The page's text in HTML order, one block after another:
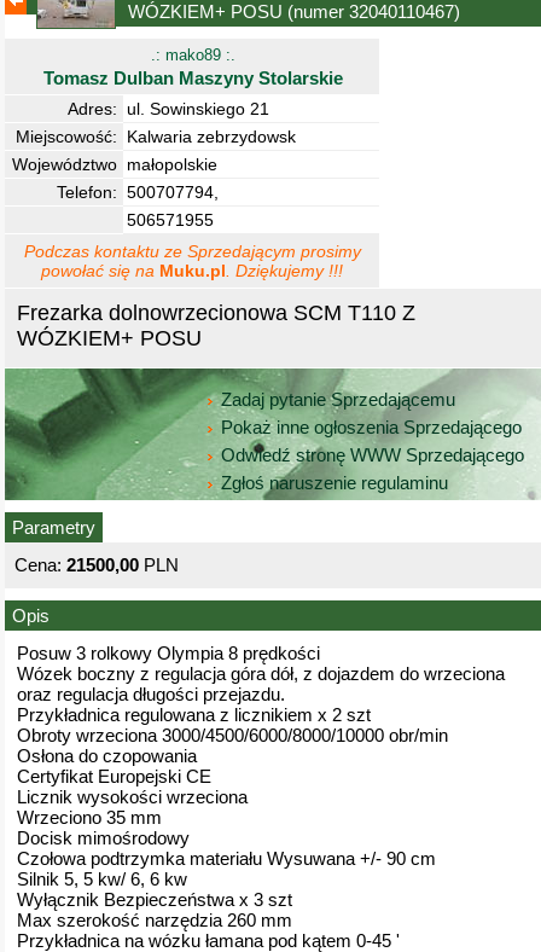
WÓZKIEM+ POSU (numer 32040110467)
Frezarka dolnowrzecionowa SCM T110 Z
WÓZKIEM+ POSU
Zadaj pytanie Sprzedającemu
Pokaż inne ogłoszenia Sprzedającego
Odwiedź stronę WWW Sprzedającego
Zgłoś naruszenie regulaminu
Parametry
Cena: 21500,00 PLN
.: mako89 :.
Tomasz Dulban Maszyny Stolarskie
Adres: ul. Sowinskiego 21
Miejscowość:
Kalwaria zebrzydowsk
Województwo małopolskie
Telefon: 500707794,
506571955
Podczas kontaktu ze Sprzedającym prosimy
powołać się na Muku.pl . Dziękujemy !!!
Opis
Posuw 3 rolkowy Olympia 8 prędkości
Wózek boczny z regulacja góra dół, z dojazdem do wrzeciona
oraz regulacja długości przejazdu.
Przykładnica regulowana z licznikiem x 2 szt
Obroty wrzeciona 3000/4500/6000/8000/10000 obr/min
Osłona do czopowania
Certyfikat Europejski CE
Licznik wysokości wrzeciona
Wrzeciono 35 mm
Docisk mimośrodowy
Czołowa podtrzymka materiału Wysuwana +/- 90 cm
Silnik 5, 5 kw/ 6, 6 kw
Wyłącznik Bezpieczeństwa x 3 szt
Max szerokość narzędzia 260 mm
Przykładnica na wózku łamana pod kątem 0-45 '